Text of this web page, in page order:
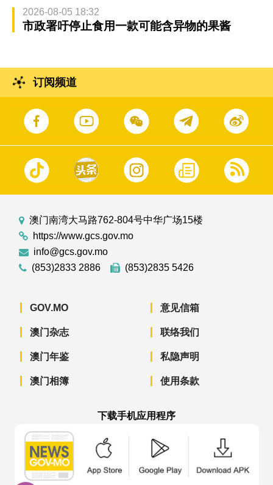
2026-08-05 18:32
市政署吁停止食用一款可能含异物的果酱
订阅频道
澳门南湾大马路762-804号中华广场15楼
https://www.gcs.gov.mo
info@gcs.gov.mo
(853)2833 2886
(853)2835 5426
GOV.MO
澳门杂志
澳门年鉴
澳门相簿
意见信箱
联络我们
私隐声明
使用条款
下载手机应用程序